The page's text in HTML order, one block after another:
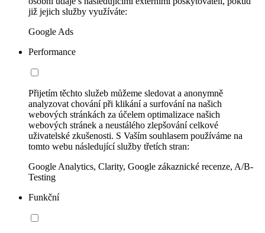
již jejich služby využíváte:
Google Ads
Performance
Přijetím těchto služeb můžeme sledovat a anonymně
analyzovat chování při klikání a surfování na našich
webových stránkách za účelem optimalizace našich
webových stránek a neustálého zlepšování celkové
uživatelské zkušenosti. S Vaším souhlasem používáme na
tomto webu následující služby třetích stran:
Google Analytics, Clarity, Google zákaznické recenze, A/B-
Testing
Funkční